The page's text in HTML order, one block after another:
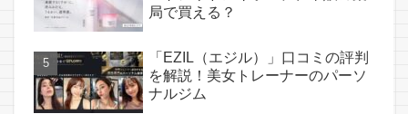
局で買える？
「EZIL（エジル）」口コミの評判
を解説！美女トレーナーのパーソ
ナルジム